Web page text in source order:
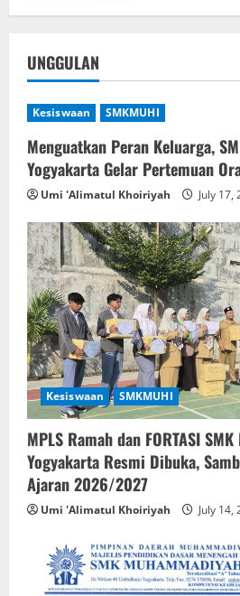
2
2026/2027
July 14, 2026
3
Pengumuman
Penerimaan
Muhammadiyah
Pelajaran 2026/
July 3, 2026
4
PENTING! SPMB
Muhammadiyah
Dibuka
July 1, 2026
5
Sosialisasi
Cavendish
Muhiyo dengan
dan Machine
June 27, 2026
UNGGULAN
Kesiswaan SMKMUHI
Menguatkan Peran Keluarga,
Yogyakarta Gelar Pertemuan
Umi 'Alimatul Khoiriyah July 17,
Kesiswaan SMKMUHI
MPLS Ramah dan FORTASI
Yogyakarta Resmi Dibuka,
Ajaran 2026/2027
Umi 'Alimatul Khoiriyah July 14,